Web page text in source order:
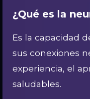
¿Qué es la
Es la capacidad
sus conexiones
experiencia, el
saludables.